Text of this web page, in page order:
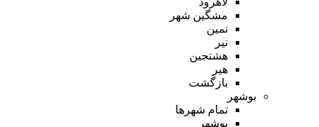
مشگین شهر
نمین
نیر
هشتجین
هیر
بازگشت
بوشهر
تمام شهر‌ها
بوشهر